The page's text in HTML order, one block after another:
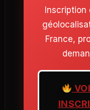
France,